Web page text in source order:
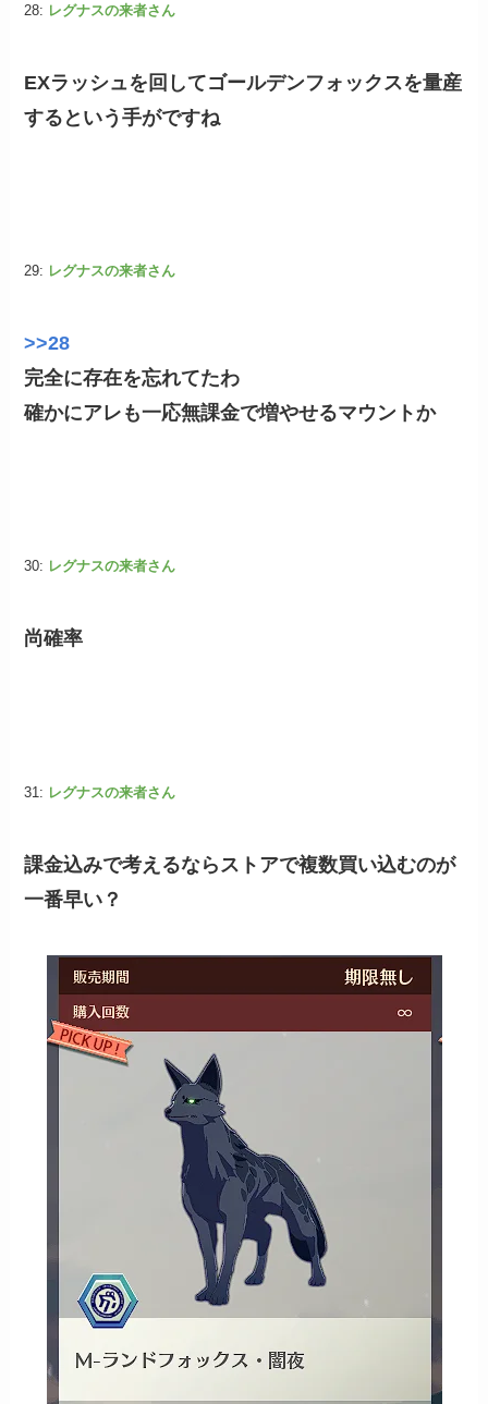
28: レグナスの来者さん
EXラッシュを回してゴールデンフォックスを量産
するという手がですね
29: レグナスの来者さん
>>28
完全に存在を忘れてたわ
確かにアレも一応無課金で増やせるマウントか
30: レグナスの来者さん
尚確率
31: レグナスの来者さん
課金込みで考えるならストアで複数買い込むのが
一番早い？